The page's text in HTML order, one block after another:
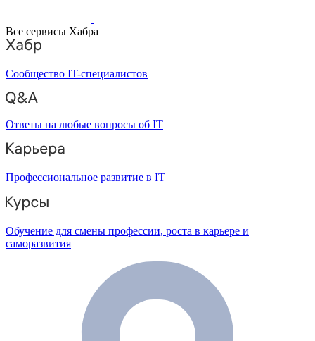
Все сервисы Хабра
Сообщество IT-специалистов
Ответы на любые вопросы об IT
Профессиональное развитие в IT
Обучение для смены профессии, роста в карьере и
саморазвития